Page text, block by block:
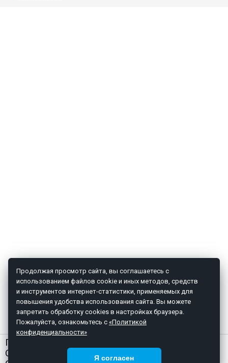
ГЛАВНАЯ
О НАС
Продолжая просмотр сайта, вы соглашаетесь с
использованием файлов cookie и иных методов, средств
и инструментов интернет-статистики, применяемых для
повышения удобства использования сайта. Вы можете
запретить обработку cookies в настройках браузера.
Пожалуйста, ознакомьтесь с «Политикой
конфиденциальности»
Я согласен